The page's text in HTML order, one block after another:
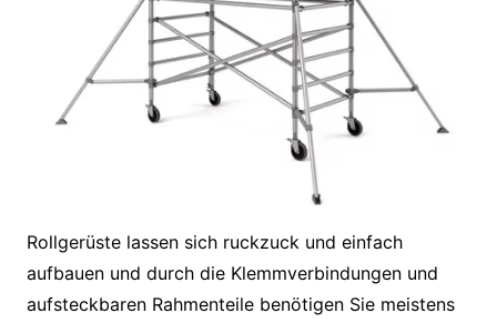
Rollgerüste lassen sich ruckzuck und einfach
aufbauen und durch die Klemmverbindungen und
aufsteckbaren Rahmenteile benötigen Sie meistens